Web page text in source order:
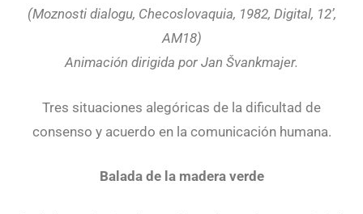
(Moznosti dialogu, Checoslovaquia, 1982, Digital, 12’,
AM18)
Animación dirigida por Jan Švankmajer.
Tres situaciones alegóricas de la dificultad de
consenso y acuerdo en la comunicación humana.
Balada de la madera verde